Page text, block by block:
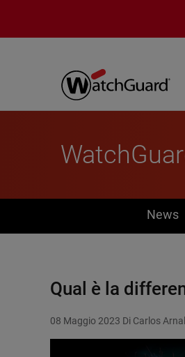
News
News
Qual è la
08 Maggio 2023 Di Carlos Arnal